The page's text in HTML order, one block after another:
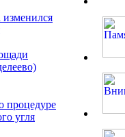
изменился
процедуре
угля